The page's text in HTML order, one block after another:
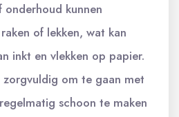
kunnen
of lekken, wat kan
inkt en vlekken op papier.
om te gaan met
schoon te maken